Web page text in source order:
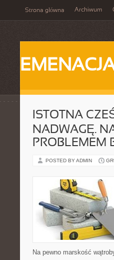
Strona główna Archiwum
ISTOTNA
NADWAGĘ.
PROBLEMEM
POSTED BY ADMIN
Na pewno marskość